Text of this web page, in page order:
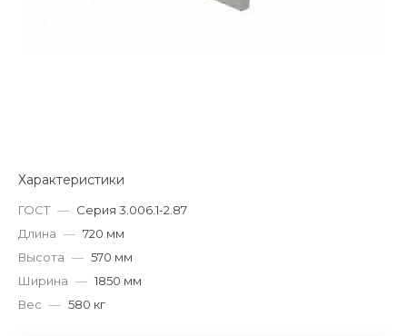
Характеристики
ГОСТ — Серия 3.006.1-2.87
Длина — 720 мм
Высота — 570 мм
Ширина — 1850 мм
Вес — 580 кг